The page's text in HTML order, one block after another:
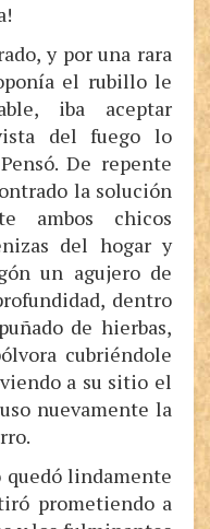
y por una rara
el rubillo le
iba aceptar
del fuego lo
De repente
la solución
ambos chicos
del hogar y
un agujero de
dentro
de hierbas,
cubriéndole
a su sitio el
nuevamente la
quedó lindamente
prometiendo a